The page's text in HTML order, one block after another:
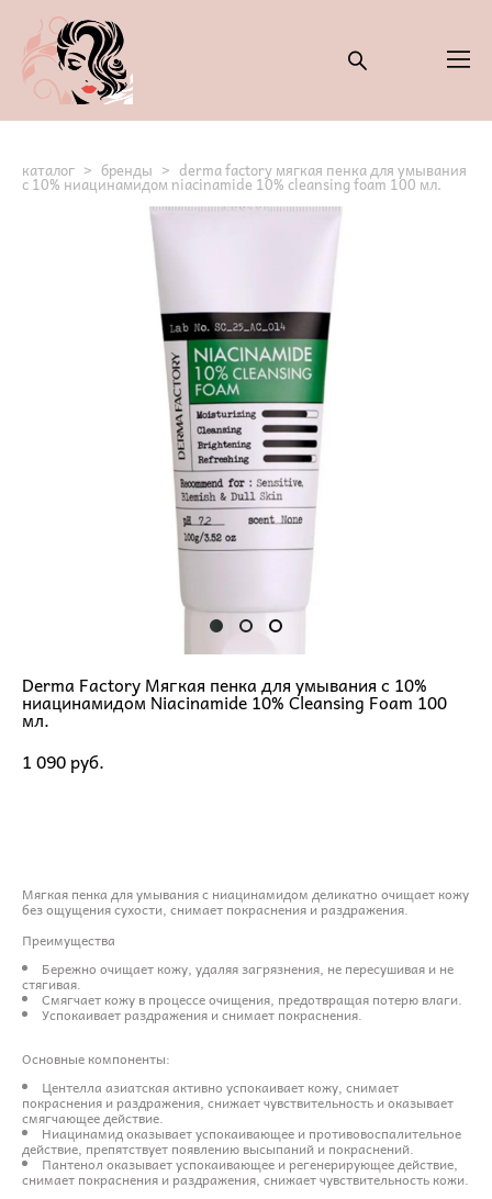
каталог > бренды > derma factory мягкая пенка для умывания
с 10% ниацинамидом niacinamide 10% cleansing foam 100 мл.
Derma Factory Мягкая пенка для умывания с 10%
ниацинамидом Niacinamide 10% Cleansing Foam 100
мл.
1 090 pуб.
Мягкая пенка для умывания с ниацинамидом деликатно очищает кожу
без ощущения сухости, снимает покраснения и раздражения.
Преимущества
Бережно очищает кожу, удаляя загрязнения, не пересушивая и не
стягивая.
Смягчает кожу в процессе очищения, предотвращая потерю влаги.
Успокаивает раздражения и снимает покраснения.
Основные компоненты:
Центелла азиатская активно успокаивает кожу, снимает
покраснения и раздражения, снижает чувствительность и оказывает
смягчающее действие.
Ниацинамид оказывает успокаивающее и противовоспалительное
действие, препятствует появлению высыпаний и покраснений.
Пантенол оказывает успокаивающее и регенерирующее действие,
снимает покраснения и раздражения, снижает чувствительность кожи.